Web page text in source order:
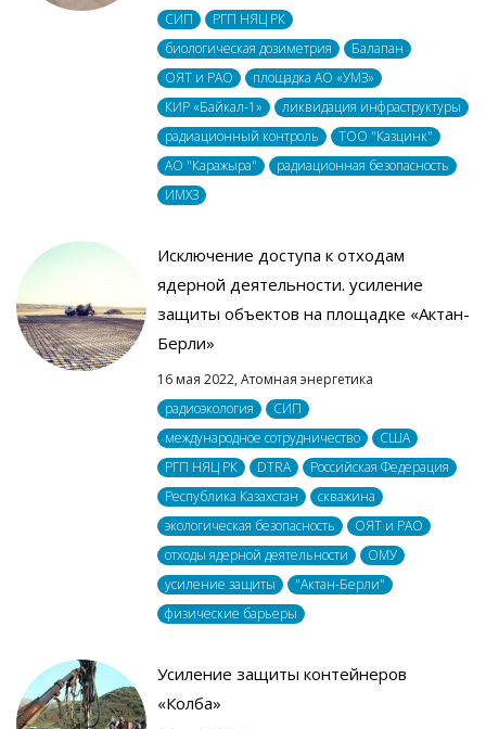
СИП
РГП НЯЦ РК
биологическая дозиметрия
Балапан
ОЯТ и РАО
площадка АО «УМЗ»
КИР «Байкал-1»
ликвидация инфраструктуры
радиационный контроль
ТОО "Казцинк"
АО "Каражыра"
радиационная безопасность
ИМХЗ
Исключение доступа к отходам
ядерной деятельности. усиление
защиты объектов на площадке «Актан-
Берли»
16 мая 2022, Атомная энергетика
радиоэкология
СИП
международное сотрудничество
США
РГП НЯЦ РК
DTRA
Российская Федерация
Республика Казахстан
скважина
экологическая безопасность
ОЯТ и РАО
отходы ядерной деятельности
ОМУ
усиление защиты
"Актан-Берли"
физические барьеры
Усиление защиты контейнеров
«Колба»